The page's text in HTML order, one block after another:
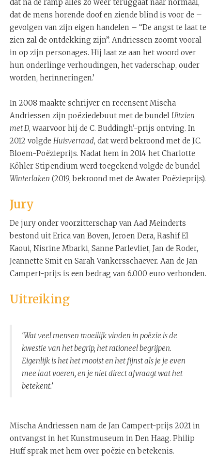
dat ná de ramp alles zo weer teruggaat naar normaal,
dat de mens horende doof en ziende blind is voor de –
gevolgen van zijn eigen handelen – “De angst te laat te
zien zal de ontdekking zijn”. Andriessen zoomt vooral
in op zijn personages. Hij laat ze aan het woord over
hun onderlinge verhoudingen, het vaderschap, ouder
worden, herinneringen.’
In 2008 maakte schrijver en recensent Mischa
Andriessen zijn poëziedebuut met de bundel Uitzien
met D, waarvoor hij de C. Buddingh’-prijs ontving. In
2012 volgde Huisverraad, dat werd bekroond met de J.C.
Bloem-Poëzieprijs. Nadat hem in 2014 het Charlotte
Köhler Stipendium werd toegekend volgde de bundel
Winterlaken (2019, bekroond met de Awater Poëzieprijs).
Jury
De jury onder voorzitterschap van Aad Meinderts
bestond uit Erica van Boven, Jeroen Dera, Rashif El
Kaoui, Nisrine Mbarki, Sanne Parlevliet, Jan de Roder,
Jeannette Smit en Sarah Vankersschaever. Aan de Jan
Campert-prijs is een bedrag van 6.000 euro verbonden.
Uitreiking
‘Wat veel mensen moeilijk vinden in poëzie is de
kwestie van het begrip, het rationeel begrijpen.
Eigenlijk is het het mooist en het fijnst als je je even
mee laat voeren, en je niet direct afvraagt wat het
betekent.’
Mischa Andriessen nam de Jan Campert-prijs 2021 in
ontvangst in het Kunstmuseum in Den Haag. Philip
Huff sprak met hem over poëzie en betekenis.